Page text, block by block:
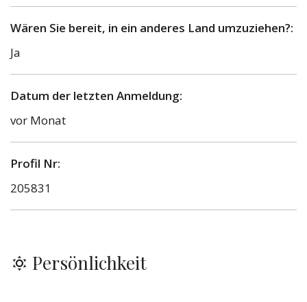
Wären Sie bereit, in ein anderes Land umzuziehen?:
Ja
Datum der letzten Anmeldung:
vor Monat
Profil Nr:
205831
Persönlichkeit